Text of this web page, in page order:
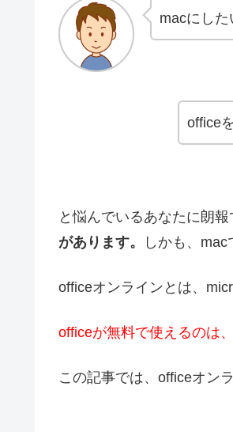
macにした
office
と悩んでいるあなたに朗報
があります。
しかも、
officeオンラインとは、
officeが無料で使えるのは
この記事では、officeオン